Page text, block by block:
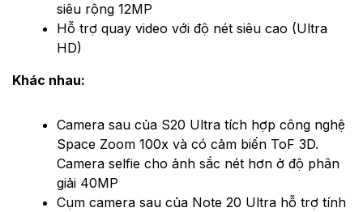
siêu rộng 12MP
Hỗ trợ quay video với độ nét siêu cao (Ultra
HD)
Khác nhau:
Camera sau của S20 Ultra tích hợp công nghệ
Space Zoom 100x và có cảm biến ToF 3D.
Camera selfie cho ảnh sắc nét hơn ở độ phân
giải 40MP
Cụm camera sau của Note 20 Ultra hỗ trợ tính